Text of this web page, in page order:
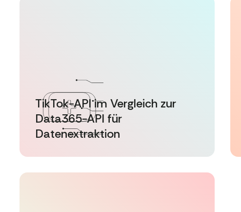
TikTok-API im Vergleich zur
Data365-API für
Datenextraktion